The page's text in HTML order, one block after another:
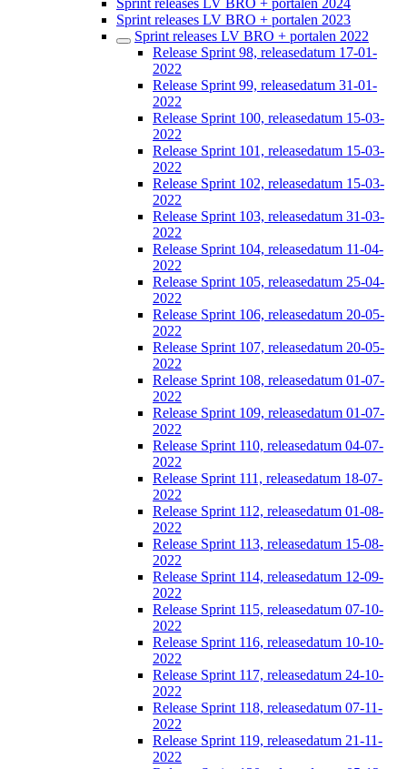
Sprint releases LV BRO + portalen 2024
Sprint releases LV BRO + portalen 2023
Sprint releases LV BRO + portalen 2022
Release Sprint 98, releasedatum 17-01-
2022
Release Sprint 99, releasedatum 31-01-
2022
Release Sprint 100, releasedatum 15-03-
2022
Release Sprint 101, releasedatum 15-03-
2022
Release Sprint 102, releasedatum 15-03-
2022
Release Sprint 103, releasedatum 31-03-
2022
Release Sprint 104, releasedatum 11-04-
2022
Release Sprint 105, releasedatum 25-04-
2022
Release Sprint 106, releasedatum 20-05-
2022
Release Sprint 107, releasedatum 20-05-
2022
Release Sprint 108, releasedatum 01-07-
2022
Release Sprint 109, releasedatum 01-07-
2022
Release Sprint 110, releasedatum 04-07-
2022
Release Sprint 111, releasedatum 18-07-
2022
Release Sprint 112, releasedatum 01-08-
2022
Release Sprint 113, releasedatum 15-08-
2022
Release Sprint 114, releasedatum 12-09-
2022
Release Sprint 115, releasedatum 07-10-
2022
Release Sprint 116, releasedatum 10-10-
2022
Release Sprint 117, releasedatum 24-10-
2022
Release Sprint 118, releasedatum 07-11-
2022
Release Sprint 119, releasedatum 21-11-
2022